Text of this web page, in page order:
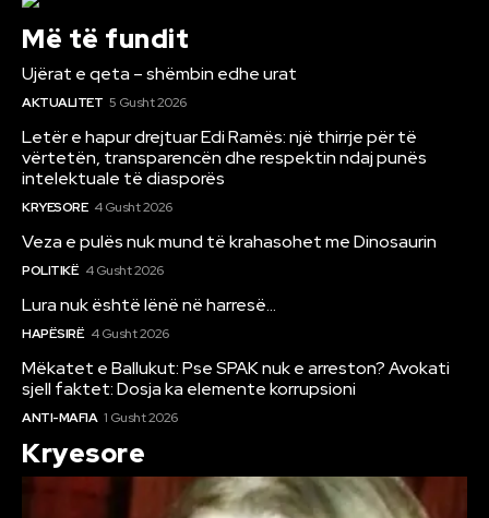
Më të fundit
Ujërat e qeta – shëmbin edhe urat
AKTUALITET 5 Gusht 2026
Letër e hapur drejtuar Edi Ramës: një thirrje për të
vërtetën, transparencën dhe respektin ndaj punës
intelektuale të diasporës
KRYESORE 4 Gusht 2026
Veza e pulës nuk mund të krahasohet me Dinosaurin
POLITIKË 4 Gusht 2026
Lura nuk është lënë në harresë…
HAPËSIRË 4 Gusht 2026
Mëkatet e Ballukut: Pse SPAK nuk e arreston? Avokati
sjell faktet: Dosja ka elemente korrupsioni
ANTI-MAFIA 1 Gusht 2026
Kryesore